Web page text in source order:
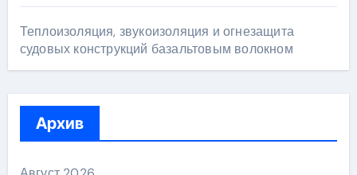
Теплоизоляция, звукоизоляция и огнезащита
судовых конструкций базальтовым волокном
Архив